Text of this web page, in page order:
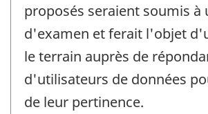
proposés seraient soumis à
d'examen et ferait l'objet
le terrain auprès de
d'utilisateurs de données
de leur pertinence.